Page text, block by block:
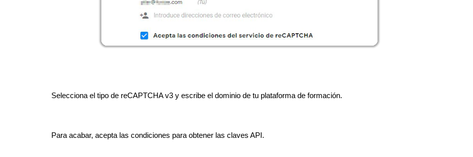
Selecciona el tipo de reCAPTCHA v3 y escribe el dominio de tu plataforma de formación.
Para acabar, acepta las condiciones para obtener las claves API.